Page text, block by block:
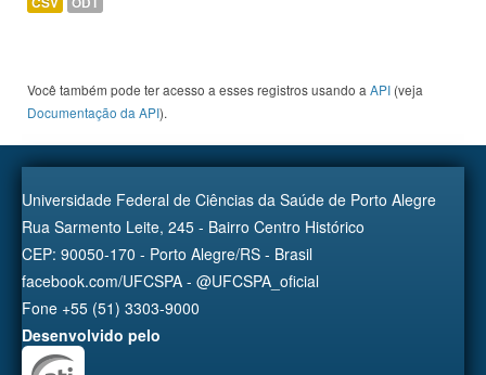
Você também pode ter acesso a esses registros usando a API (veja
Documentação da API).
Universidade Federal de Ciências da Saúde de Porto Alegre
Rua Sarmento Leite, 245 - Bairro Centro Histórico
CEP: 90050-170 - Porto Alegre/RS - Brasil
facebook.com/UFCSPA - @UFCSPA_oficial
Fone +55 (51) 3303-9000
Desenvolvido pelo